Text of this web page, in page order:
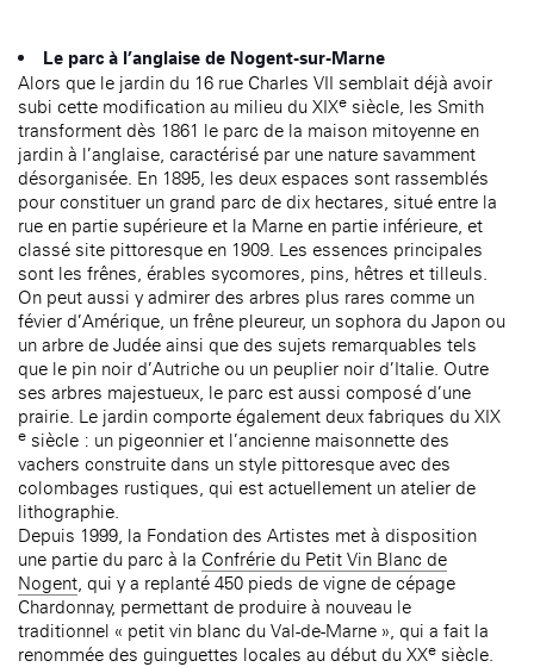
Le parc à l’anglaise de Nogent-sur-Marne
Alors que le jardin du 16 rue Charles VII semblait déjà avoir
subi cette modification au milieu du XIXe siècle, les Smith
transforment dès 1861 le parc de la maison mitoyenne en
jardin à l’anglaise, caractérisé par une nature savamment
désorganisée. En 1895, les deux espaces sont rassemblés
pour constituer un grand parc de dix hectares, situé entre la
rue en partie supérieure et la Marne en partie inférieure, et
classé site pittoresque en 1909. Les essences principales
sont les frênes, érables sycomores, pins, hêtres et tilleuls.
On peut aussi y admirer des arbres plus rares comme un
févier d’Amérique, un frêne pleureur, un sophora du Japon ou
un arbre de Judée ainsi que des sujets remarquables tels
que le pin noir d’Autriche ou un peuplier noir d’Italie. Outre
ses arbres majestueux, le parc est aussi composé d’une
prairie. Le jardin comporte également deux fabriques du XIX
e siècle : un pigeonnier et l’ancienne maisonnette des
vachers construite dans un style pittoresque avec des
colombages rustiques, qui est actuellement un atelier de
lithographie.
Depuis 1999, la Fondation des Artistes met à disposition
une partie du parc à la Confrérie du Petit Vin Blanc de
Nogent, qui y a replanté 450 pieds de vigne de cépage
Chardonnay, permettant de produire à nouveau le
traditionnel « petit vin blanc du Val-de-Marne », qui a fait la
renommée des guinguettes locales au début du XXe siècle.